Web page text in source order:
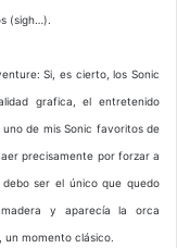
(sigh…).
Si, es cierto, los Sonic
grafica, el entretenido
de mis Sonic favoritos de
precisamente por forzar a
ser el único que quedo
y aparecía la orca
momento clásico.